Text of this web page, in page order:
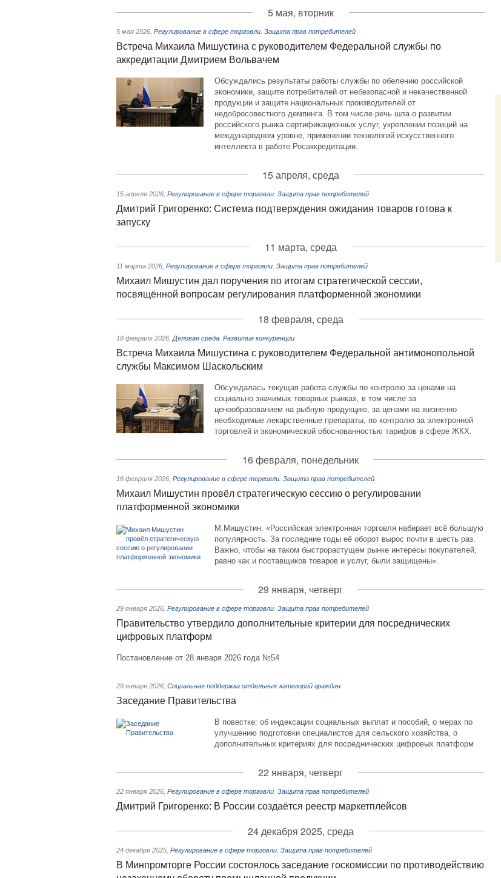
5 мая, вторник
5 мая 2026 Регулирование в сфере торговли. Защита прав потребителей
Встреча Михаила Мишустина с руководителем Федеральной службы по
аккредитации Дмитрием Вольвачем
Обсуждались результаты работы службы по обелению российской
экономики, защите потребителей от небезопасной и некачественной
продукции и защите национальных производителей от
недобросовестного демпинга. В том числе речь шла о развитии
российского рынка сертификационных услуг, укреплении позиций на
международном уровне, применении технологий искусственного
интеллекта в работе Росаккредитации.
15 апреля, среда
15 апреля 2026 Регулирование в сфере торговли. Защита прав потребителей
Дмитрий Григоренко: Система подтверждения ожидания товаров готова к
запуску
11 марта, среда
11 марта 2026 Регулирование в сфере торговли. Защита прав потребителей
Михаил Мишустин дал поручения по итогам стратегической сессии,
посвящённой вопросам регулирования платформенной экономики
18 февраля, среда
18 февраля 2026 Деловая среда. Развитие конкуренции
Встреча Михаила Мишустина с руководителем Федеральной антимонопольной
службы Максимом Шаскольским
Обсуждалась текущая работа службы по контролю за ценами на
социально значимых товарных рынках, в том числе за
ценообразованием на рыбную продукцию, за ценами на жизненно
необходимые лекарственные препараты, по контролю за электронной
торговлей и экономической обоснованностью тарифов в сфере ЖКХ.
16 февраля, понедельник
16 февраля 2026 Регулирование в сфере торговли. Защита прав потребителей
Михаил Мишустин провёл стратегическую сессию о регулировании
платформенной экономики
М.Мишустин: «Российская электронная торговля набирает всё большую
популярность. За последние годы её оборот вырос почти в шесть раз.
Важно, чтобы на таком быстрорастущем рынке интересы покупателей,
равно как и поставщиков товаров и услуг, были защищены».
29 января, четверг
29 января 2026 Регулирование в сфере торговли. Защита прав потребителей
Правительство утвердило дополнительные критерии для посреднических
цифровых платформ
Постановление от 28 января 2026 года №54
29 января 2026 Социальная поддержка отдельных категорий граждан
Заседание Правительства
В повестке: об индексации социальных выплат и пособий, о мерах по
улучшению подготовки специалистов для сельского хозяйства, о
дополнительных критериях для посреднических цифровых платформ
22 января, четверг
22 января 2026 Регулирование в сфере торговли. Защита прав потребителей
Дмитрий Григоренко: В России создаётся реестр маркетплейсов
24 декабря 2025, среда
24 декабря 2025 Регулирование в сфере торговли. Защита прав потребителей
В Минпромторге России состоялось заседание госкомиссии по противодействию